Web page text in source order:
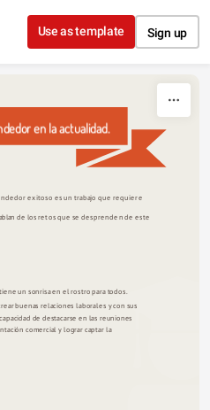
content
Use as template Sign up
en la actualidad.
exitoso es un trabajo que requiere
de los retos que se desprenden de este
un sonrisa en el rostro para todos.
buenas relaciones laborales y con sus
de destacarse en las reuniones
comercial y lograr captar la